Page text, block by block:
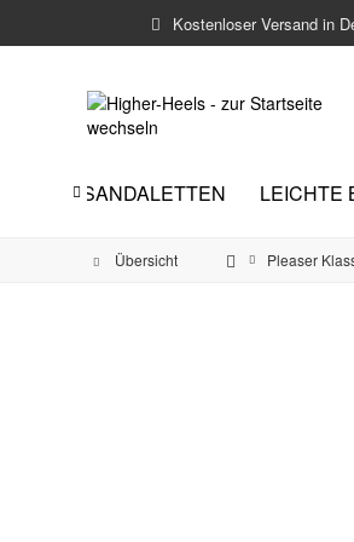
Kostenloser Versand in
HEEL-SANDALETTEN LEICHTE

Übersicht Pleaser